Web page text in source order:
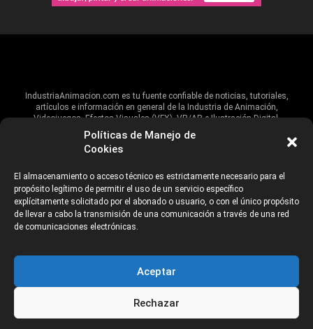
Políticas de Manejo de
Cookies
El almacenamiento o acceso técnico es estrictamente necesario para el
propósito legítimo de permitir el uso de un servicio específico
explícitamente solicitado por el abonado o usuario, o con el único propósito
de llevar a cabo la transmisión de una comunicación a través de una red
de comunicaciones electrónicas.
Aceptar
Rechazar
IndustriaAnimacion.com es tu fuente confiable de noticias, tutoriales,
artículos e información en general de la Industria de Animación,
Videojuegos, Efectos Visuales (VFX), VR/AR e Ilustración Digital.
Hablamos de estas industrias y su alcance global, pero damos un énfasis
especial al talento, estudios, escuelas, eventos y organizaciones que
ANUNCIANTES AVISO DE PRIVACIDAD
©2026 Industria Networks